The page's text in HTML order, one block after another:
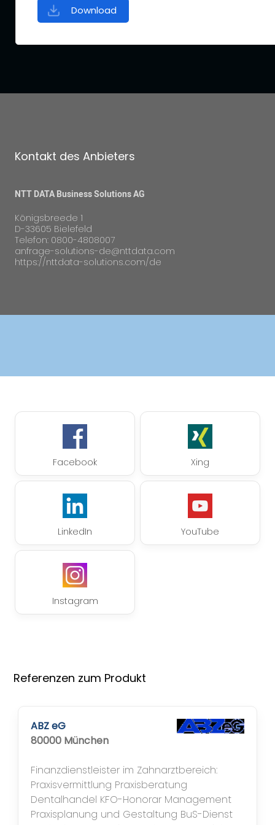
Download
Kontakt des Anbieters
NTT DATA Business Solutions AG
Königsbreede 1
D-33605 Bielefeld
Telefon: 0800-4808007
anfrage-solutions-de@nttdata.com
https://nttdata-solutions.com/de
Facebook Xing
LinkedIn YouTube
Instagram
Referenzen zum Produkt
ABZ eG
80000 München
Finanzdienstleister im Zahnarztbereich:
Praxisvermittlung Praxisberatung
Dentalhandel KFO-Honorar Management
Praxisplanung und Gestaltung BuS-Dienst